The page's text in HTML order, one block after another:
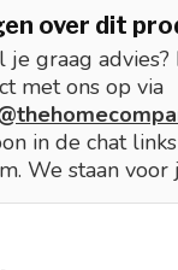
over dit
je graag
met ons op via
in de chat
We staan voor